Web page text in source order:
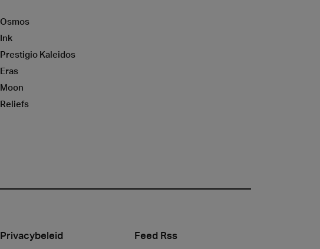
Osmos
Ink
Prestigio Kaleidos
Eras
Moon
Reliefs
Privacybeleid
Feed Rss